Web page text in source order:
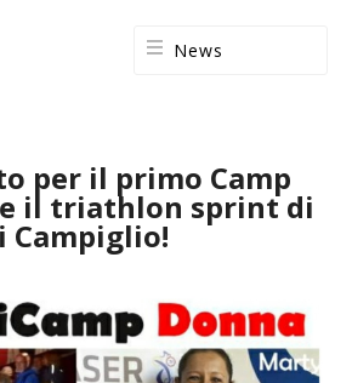
News
per il primo Camp
e il triathlon sprint di
Campiglio!